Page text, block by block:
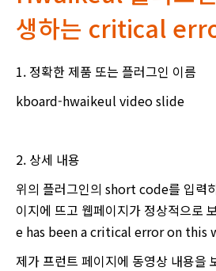
생하는 critical
1. 정확한 제품 또는 플러그인 이름
kboard-hwaikeul video slide
2. 상세 내용
위의 플러그인의 short code를 입력
이지에 뜨고 웹페이지가 정상적으로
e has been a critical error on this
제가 프런트 페이지에 동영상 내용을